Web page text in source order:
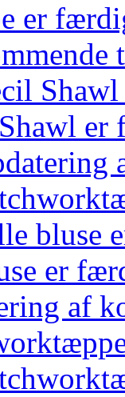
er
bluse
er
af